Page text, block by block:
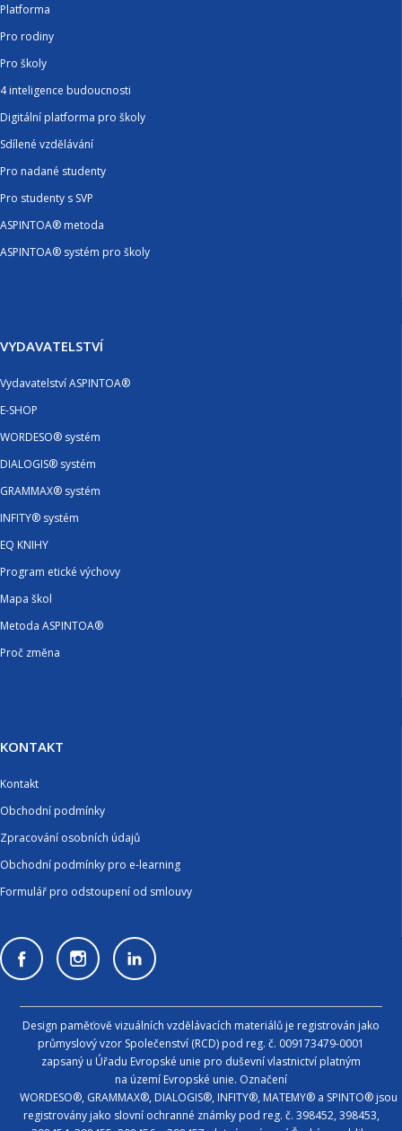
Platforma
Pro rodiny
Pro školy
4 inteligence budoucnosti
Digitální platforma pro školy
Sdílené vzdělávání
Pro nadané studenty
Pro studenty s SVP
ASPINTOA® metoda
ASPINTOA® systém pro školy
VYDAVATELSTVÍ
Vydavatelství ASPINTOA®
E-SHOP
WORDESO® systém
DIALOGIS® systém
GRAMMAX® systém
INFITY® systém
EQ KNIHY
Program etické výchovy
Mapa škol
Metoda ASPINTOA®
Proč změna
KONTAKT
Kontakt
Obchodní podmínky
Zpracování osobních údajů
Obchodní podmínky pro e-learning
Formulář pro odstoupení od smlouvy
Design paměťově vizuálních vzdělávacích materiálů je registrován jako
průmyslový vzor Společenství (RCD) pod reg. č. 009173479-0001
zapsaný u Úřadu Evropské unie pro duševní vlastnictví platným
na území Evropské unie. Označení
WORDESO®, GRAMMAX®, DIALOGIS®, INFITY®, MATEMY® a SPINTO® jsou
registrovány jako slovní ochranné známky pod reg. č. 398452, 398453,